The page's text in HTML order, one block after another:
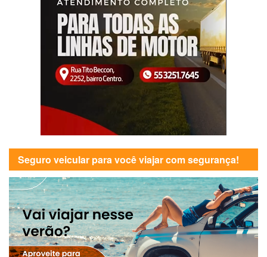
Seguro veicular para você viajar com segurança!